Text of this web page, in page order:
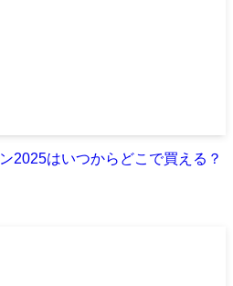
2025はいつからどこで買える？